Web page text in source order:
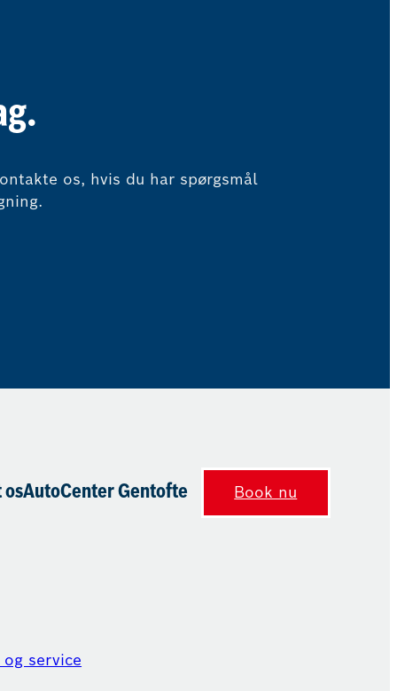
os, hvis du har spørgsmål
osAutoCenter Gentofte Book nu
service